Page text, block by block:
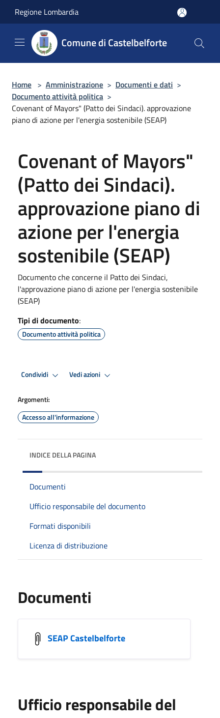
Regione Lombardia
Comune di Castelbelforte
Home > Amministrazione > Documenti e dati >
Documento attività politica >
Covenant of Mayors" (Patto dei Sindaci). approvazione
piano di azione per l'energia sostenibile (SEAP)
Covenant of Mayors"
(Patto dei Sindaci).
approvazione piano di
azione per l'energia
sostenibile (SEAP)
Documento che concerne il Patto dei Sindaci,
l'approvazione piano di azione per l'energia sostenibile
(SEAP)
Tipi di documento:
Documento attività politica
Condividi Vedi azioni
Argomenti:
Accesso all'informazione
INDICE DELLA PAGINA
Documenti
Ufficio responsabile del documento
Formati disponibili
Licenza di distribuzione
Documenti
SEAP Castelbelforte
Ufficio responsabile del